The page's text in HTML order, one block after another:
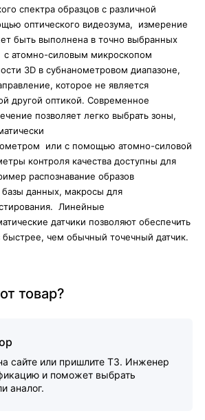
спектра образцов с различной
оптического видеозума, измерение
быть выполнена в точно выбранных
с атомно-силовым микроскопом
3D в субнанометровом диапазоне,
которое не является
другой оптикой. Современное
позволяет легко выбрать зоны,
или с помощью атомно-силовой
контроля качества доступны для
распознавание образов
базы данных, макросы для
Линейные
датчики позволяют обеспечить
быстрее, чем обычный точечный датчик.
товар?
сайте или пришлите ТЗ. Инженер
и поможет выбрать
аналог.